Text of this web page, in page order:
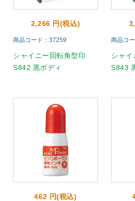
2,266 円(税込)
商品コード：37259
シャイニー回転角型印
S842 黒ボディ
商品コ
シャイ
S843
462 円(税込)